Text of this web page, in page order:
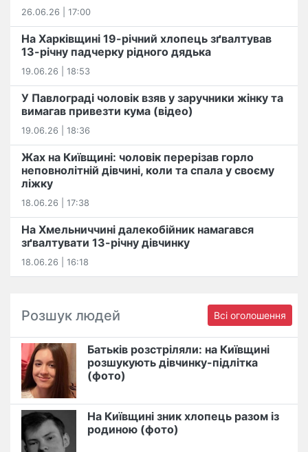
26.06.26 | 17:00
На Харківщині 19-річний хлопець​ ️зґвалтував
13-річну падчерку рідного дядька
19.06.26 | 18:53
У Павлограді чоловік взяв у заручники жінку та
вимагав привезти кума (відео)
19.06.26 | 18:36
Жах на Київщині: чоловік перерізав горло
неповнолітній дівчині, коли та спала у своєму
ліжку
18.06.26 | 17:38
На Хмельниччині далекобійник намагався
зґвалтувати 13-річну дівчинку
18.06.26 | 16:18
Розшук людей Всі оголошення
Батьків розстріляли: на Київщині
розшукують дівчинку-підлітка
(фото)
На Київщині зник хлопець разом із
родиною (фото)